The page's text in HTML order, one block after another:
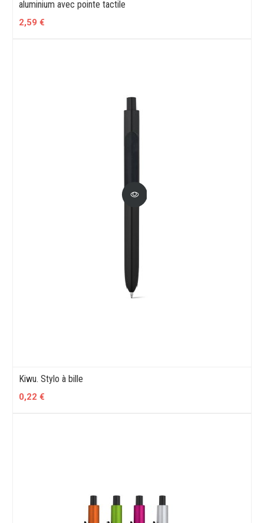
aluminium avec pointe tactile
2,59 €
Kiwu. Stylo à bille
0,22 €